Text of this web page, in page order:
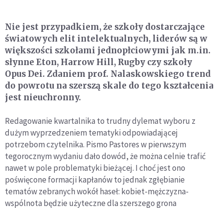
Nie jest przypadkiem, że szkoły dostarczające
światowych elit intelektualnych, liderów są w
większości szkołami jednopłciowymi jak m.in.
słynne Eton, Harrow Hill, Rugby czy szkoły
Opus Dei. Zdaniem prof. Nalaskowskiego trend
do powrotu na szerszą skale do tego kształcenia
jest nieuchronny.
Redagowanie kwartalnika to trudny dylemat wyboru z
dużym wyprzedzeniem tematyki odpowiadającej
potrzebom czytelnika. Pismo Pastores w pierwszym
tegorocznym wydaniu dało dowód, że można celnie trafić
nawet w pole problematyki bieżącej. I choć jest ono
poświęcone formacji kapłanów to jednak zgłębianie
tematów zebranych wokół haseł: kobiet-mężczyzna-
wspólnota będzie użyteczne dla szerszego grona